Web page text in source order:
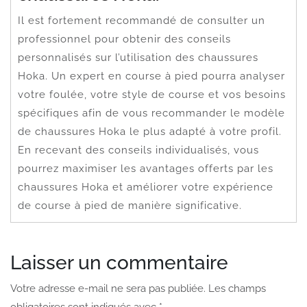
Il est fortement recommandé de consulter un
professionnel pour obtenir des conseils
personnalisés sur l’utilisation des chaussures
Hoka. Un expert en course à pied pourra analyser
votre foulée, votre style de course et vos besoins
spécifiques afin de vous recommander le modèle
de chaussures Hoka le plus adapté à votre profil.
En recevant des conseils individualisés, vous
pourrez maximiser les avantages offerts par les
chaussures Hoka et améliorer votre expérience
de course à pied de manière significative.
Laisser un commentaire
Votre adresse e-mail ne sera pas publiée. Les champs